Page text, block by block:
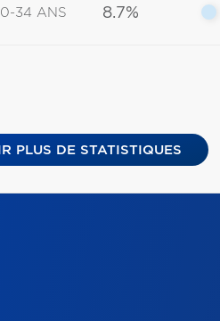
34 ANS 8.7%
PLUS DE STATISTIQUES